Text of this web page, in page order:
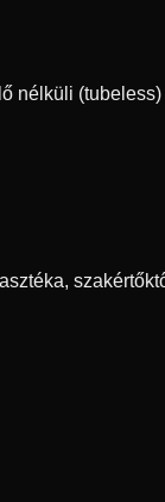
nélküli